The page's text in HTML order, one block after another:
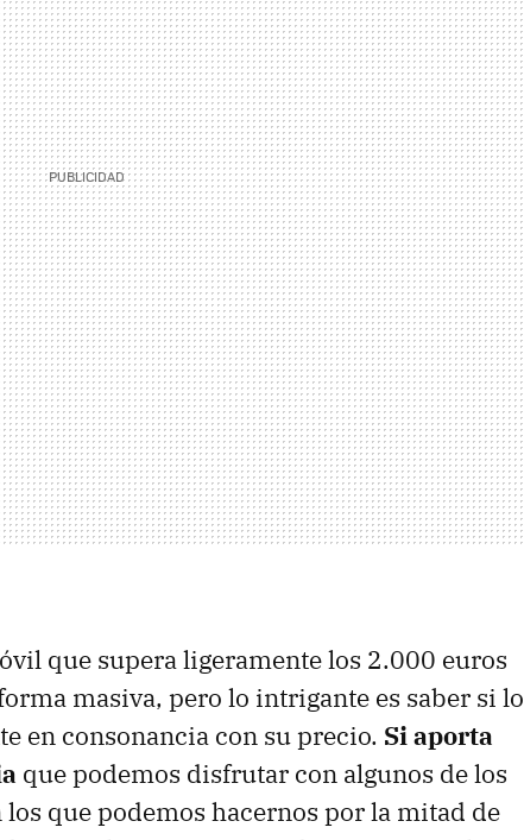
que supera ligeramente los 2.000 euros
masiva, pero lo intrigante es saber si lo
en consonancia con su precio. Si aporta
que podemos disfrutar con algunos de los
que podemos hacernos por la mitad de